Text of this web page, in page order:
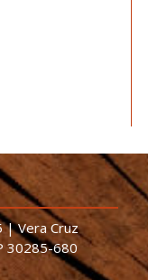
| Vera Cruz
30285-680